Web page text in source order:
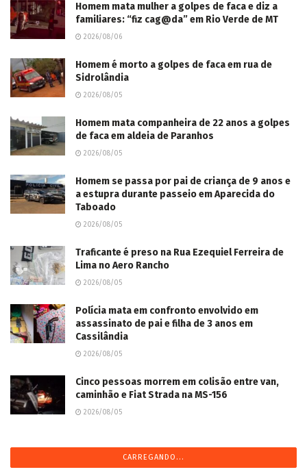
Homem mata mulher a golpes de faca e diz a
familiares: “fiz cag@da” em Rio Verde de MT
2026/08/06
Homem é morto a golpes de faca em rua de
Sidrolândia
2026/08/05
Homem mata companheira de 22 anos a golpes
de faca em aldeia de Paranhos
2026/08/05
Homem se passa por pai de criança de 9 anos e
a estupra durante passeio em Aparecida do
Taboado
2026/08/05
Traficante é preso na Rua Ezequiel Ferreira de
Lima no Aero Rancho
2026/08/05
Polícia mata em confronto envolvido em
assassinato de pai e filha de 3 anos em
Cassilândia
2026/08/05
Cinco pessoas morrem em colisão entre van,
caminhão e Fiat Strada na MS-156
2026/08/05
CARREGANDO...